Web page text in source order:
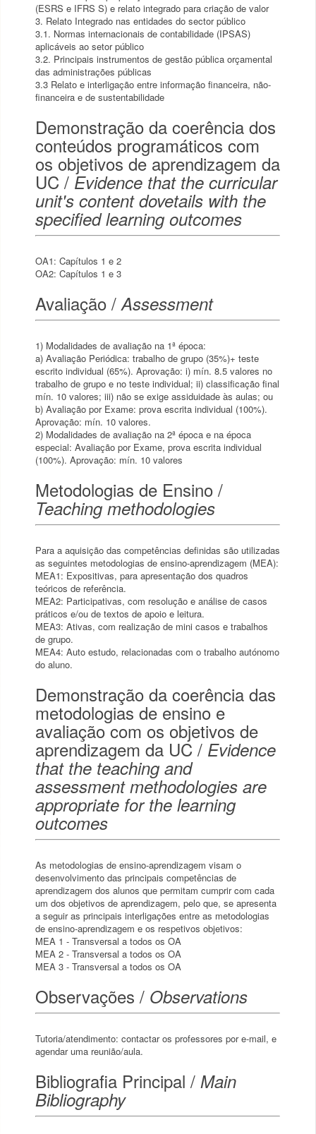
(ESRS e IFRS S) e relato integrado para criação de valor
3. Relato Integrado nas entidades do sector público
3.1. Normas internacionais de contabilidade (IPSAS)
aplicáveis ao setor público
3.2. Principais instrumentos de gestão pública orçamental
das administrações públicas
3.3 Relato e interligação entre informação financeira, não-
financeira e de sustentabilidade
Demonstração da coerência dos
conteúdos programáticos com
os objetivos de aprendizagem da
UC / Evidence that the curricular
unit's content dovetails with the
specified learning outcomes
OA1: Capítulos 1 e 2
OA2: Capítulos 1 e 3
Avaliação /Assessment
1) Modalidades de avaliação na 1ª época:
a) Avaliação Periódica: trabalho de grupo (35%)+ teste
escrito individual (65%). Aprovação: i) mín. 8.5 valores no
trabalho de grupo e no teste individual; ii) classificação final
mín. 10 valores; iii) não se exige assiduidade às aulas; ou
b) Avaliação por Exame: prova escrita individual (100%).
Aprovação: mín. 10 valores.
2) Modalidades de avaliação na 2ª época e na época
especial: Avaliação por Exame, prova escrita individual
(100%). Aprovação: mín. 10 valores
Metodologias de Ensino /
Teaching methodologies
Para a aquisição das competências definidas são utilizadas
as seguintes metodologias de ensino-aprendizagem (MEA):
MEA1: Expositivas, para apresentação dos quadros
teóricos de referência.
MEA2: Participativas, com resolução e análise de casos
práticos e/ou de textos de apoio e leitura.
MEA3: Ativas, com realização de mini casos e trabalhos
de grupo.
MEA4: Auto estudo, relacionadas com o trabalho autónomo
do aluno.
Demonstração da coerência das
metodologias de ensino e
avaliação com os objetivos de
aprendizagem da UC / Evidence
that the teaching and
assessment methodologies are
appropriate for the learning
outcomes
As metodologias de ensino-aprendizagem visam o
desenvolvimento das principais competências de
aprendizagem dos alunos que permitam cumprir com cada
um dos objetivos de aprendizagem, pelo que, se apresenta
a seguir as principais interligações entre as metodologias
de ensino-aprendizagem e os respetivos objetivos:
MEA 1 - Transversal a todos os OA
MEA 2 - Transversal a todos os OA
MEA 3 - Transversal a todos os OA
Observações / Observations
Tutoria/atendimento: contactar os professores por e-mail, e
agendar uma reunião/aula.
Bibliografia Principal / Main
Bibliography